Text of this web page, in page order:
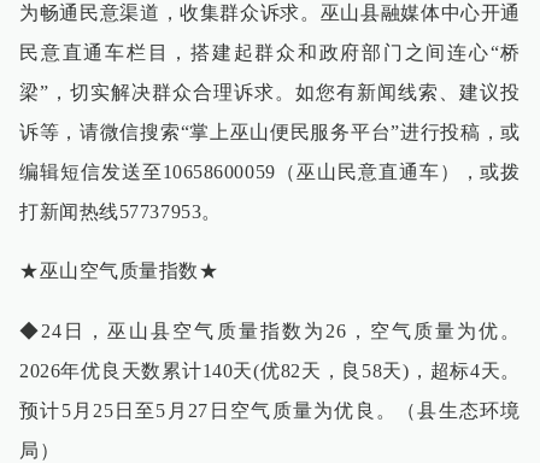
为畅通民意渠道，收集群众诉求。巫山县融媒体中心开通
民意直通车栏目，搭建起群众和政府部门之间连心“桥
梁”，切实解决群众合理诉求。如您有新闻线索、建议投
诉等，请微信搜索“掌上巫山便民服务平台”进行投稿，或
编辑短信发送至10658600059（巫山民意直通车），或拨
打新闻热线57737953。
★巫山空气质量指数★
◆24日，巫山县空气质量指数为26，空气质量为优。
2026年优良天数累计140天(优82天，良58天)，超标4天。
预计5月25日至5月27日空气质量为优良。（县生态环境
局）